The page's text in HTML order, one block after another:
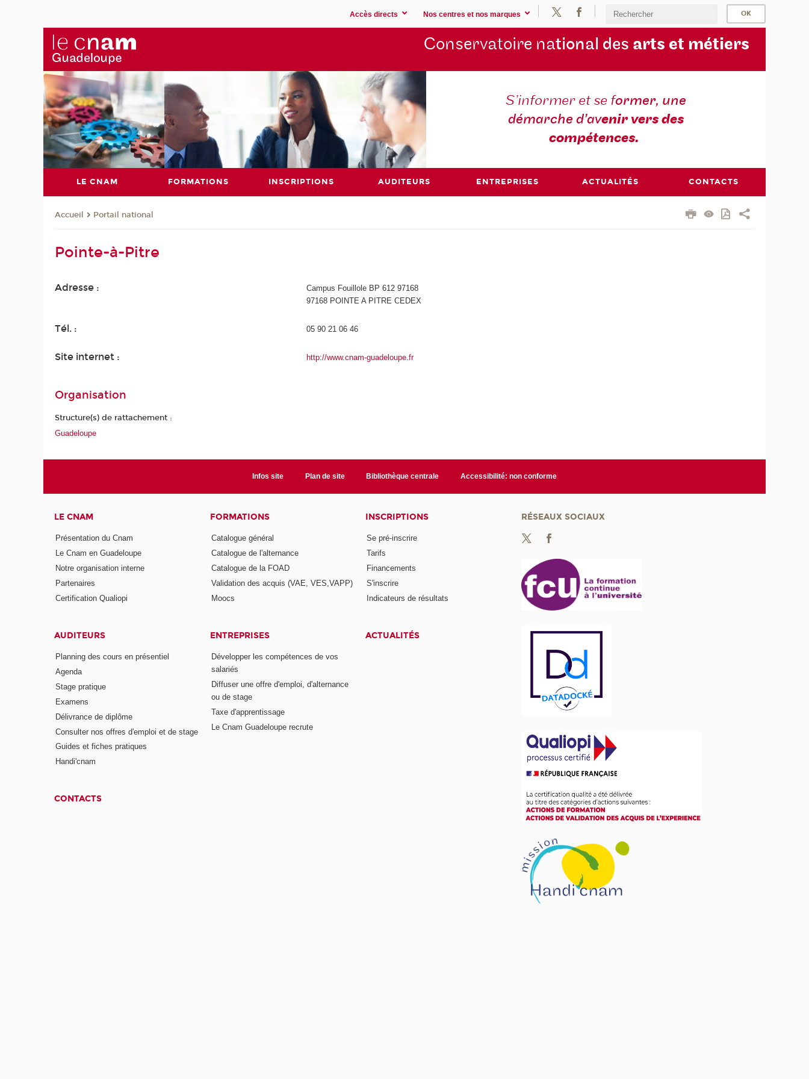
Accès directs Nos centres et nos marques
Conservatoire national des arts et métiers
S’informer et se former, une
démarche d’avenir vers des
compétences.
LE CNAM FORMATIONS INSCRIPTIONS AUDITEURS ENTREPRISES ACTUALITÉS CONTACTS
Accueil Portail national
Pointe-à-Pitre
Adresse :
Campus Fouillole BP 612 97168
97168 POINTE A PITRE CEDEX
Tél. : 05 90 21 06 46
Site internet : http://www.cnam-guadeloupe.fr
Organisation
Structure(s) de rattachement :
Guadeloupe
Infos site Plan de site Bibliothèque centrale Accessibilité: non conforme
LE CNAM
Présentation du Cnam
Le Cnam en Guadeloupe
Notre organisation interne
Partenaires
Certification Qualiopi
FORMATIONS
Catalogue général
Catalogue de l'alternance
Catalogue de la FOAD
Validation des acquis (VAE, VES,VAPP)
Moocs
INSCRIPTIONS
Se pré-inscrire
Tarifs
Financements
S'inscrire
Indicateurs de résultats
AUDITEURS
Planning des cours en présentiel
Agenda
Stage pratique
Examens
Délivrance de diplôme
Consulter nos offres d'emploi et de stage
Guides et fiches pratiques
Handi'cnam
ENTREPRISES
Développer les compétences de vos
salariés
Diffuser une offre d'emploi, d'alternance
ou de stage
Taxe d'apprentissage
Le Cnam Guadeloupe recrute
ACTUALITÉS
CONTACTS
RÉSEAUX SOCIAUX